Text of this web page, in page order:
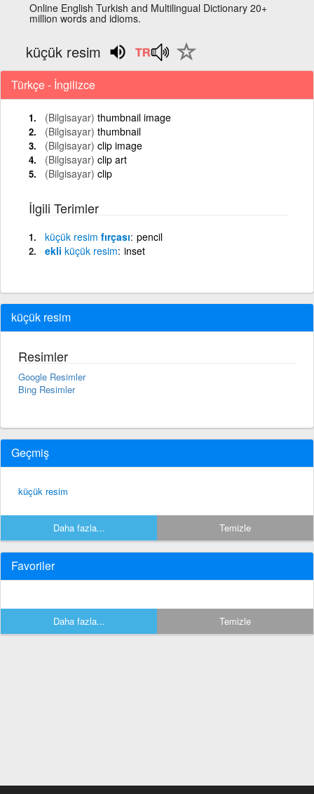
Online English Turkish and Multilingual Dictionary 20+
million words and idioms.
küçük resim
Türkçe - İngilizce
(Bilgisayar) thumbnail image
(Bilgisayar) thumbnail
(Bilgisayar) clip image
(Bilgisayar) clip art
(Bilgisayar) clip
İlgili Terimler
küçük resim fırçası pencil
ekli küçük resim inset
küçük resim
Resimler
Google Resimler
Bing Resimler
Geçmiş
küçük resim
Daha fazla... Temizle
Favoriler
Daha fazla... Temizle